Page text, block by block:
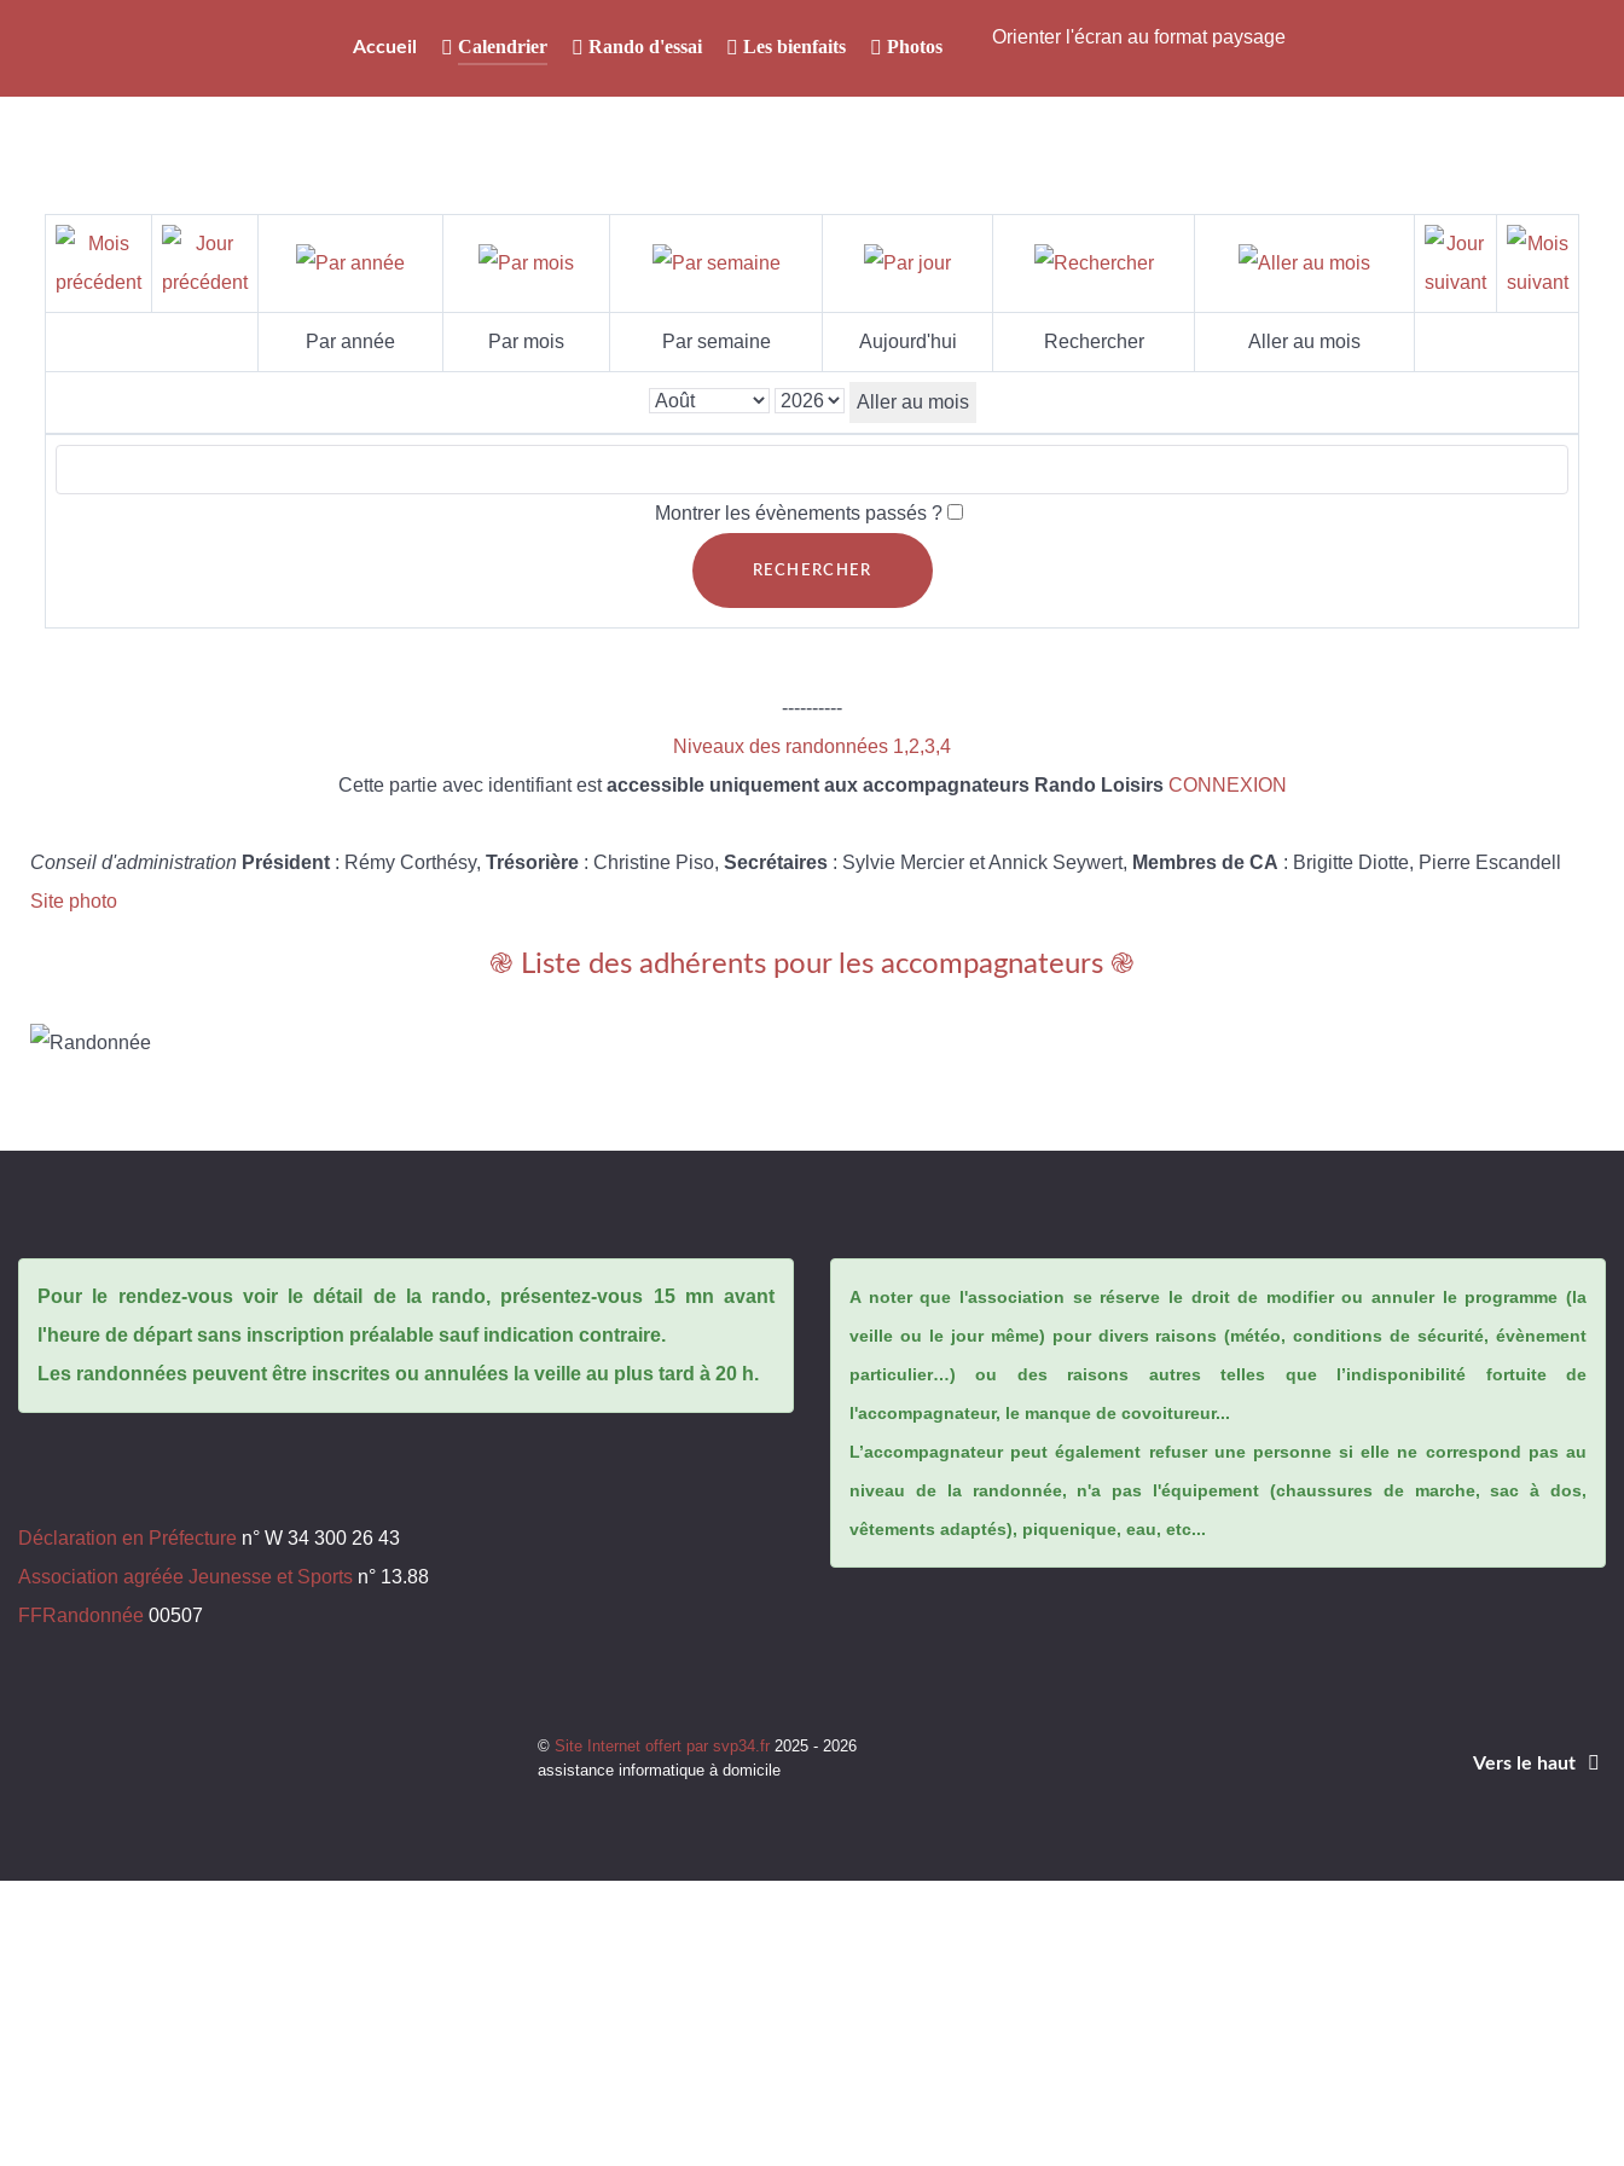
Accueil Calendrier Rando d'essai Les bienfaits Photos Orienter l'écran au format paysage
Par année Par mois Par semaine Aujourd'hui Rechercher Aller au mois
Aller au mois
Montrer les évènements passés ?
----------
Niveaux des randonnées 1,2,3,4
Cette partie avec identifiant estaccessible uniquement aux accompagnateurs Rando Loisirs CONNEXION
Conseil d'administration Président : Rémy Corthésy, Trésorière : Christine Piso, Secrétaires : Sylvie Mercier et Annick Seywert, Membres de CA : Brigitte Diotte, Pierre Escandell
Site photo
֎ Liste des adhérents pour les accompagnateurs ֎
Pour le rendez-vous voir le détail de la rando, présentez-vous 15 mn avant
l'heure de départ sans inscription préalable sauf indication contraire.
Les randonnées peuvent être inscrites ou annulées la veille au plus tard à 20 h.
Déclaration en Préfecture n° W 34 300 26 43
Association agréée Jeunesse et Sports n° 13.88
FFRandonnée 00507
A noter que l'association se réserve le droit de modifier ou annuler le programme (la
veille ou le jour même) pour divers raisons (météo, conditions de sécurité, évènement
particulier…) ou des raisons autres telles que l’indisponibilité fortuite de
l'accompagnateur, le manque de covoitureur...
L’accompagnateur peut également refuser une personne si elle ne correspond pas au
niveau de la randonnée, n'a pas l'équipement (chaussures de marche, sac à dos,
vêtements adaptés), piquenique, eau, etc...
© Site Internet offert par svp34.fr 2025 - 2026
assistance informatique à domicile
Vers le haut